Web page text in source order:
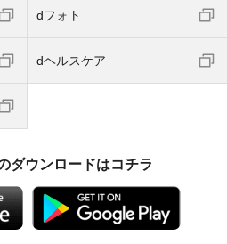
dフォト
dヘルスケア
ダウンロードはコチラ